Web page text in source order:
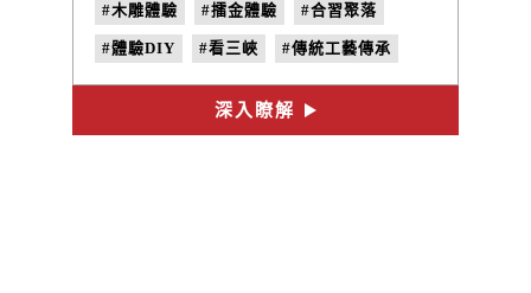
#木雕體驗 #擂金體驗 #合習聚落
#體驗DIY #看三峽 #傳統工藝傳承
#三峽工藝職人 #蒔蒔刻刻工作室
深入瞭解